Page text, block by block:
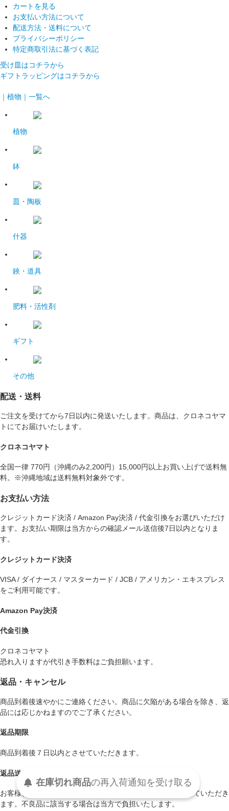
カートを見る
お支払い方法について
配送方法・送料について
プライバシーポリシー
特定商取引法に基づく表記
受け皿はコチラから
ギフトラッピングはコチラから
｜植物｜一覧へ
植物
鉢
皿・陶板
什器
鋏・道具
肥料・活性剤
ギフト
その他
配送・送料
ご注文を受けてから7日以内に発送いたします。商品は、クロネコヤマ
トにてお届けいたします。
クロネコヤマト
全国一律 770円（沖縄のみ2,200円）15,000円以上お買い上げで送料無
料。※沖縄地域は送料無料対象外です。
お支払い方法
クレジットカード決済 / Amazon Pay決済 / 代金引換をお選びいただけ
ます。お支払い期限は当方からの確認メール送信後7日以内となりま
す。
クレジットカード決済
VISA / ダイナース / マスターカード / JCB / アメリカン・エキスプレス
をご利用可能です。
Amazon Pay決済
代金引換
クロネコヤマト
恐れ入りますが代引き手数料はご負担願います。
返品・キャンセル
商品到着後速やかにご連絡ください。商品に欠陥がある場合を除き、返
品には応じかねますのでご了承ください。
返品期限
商品到着後７日以内とさせていただきます。
返品送料
お客様都合による返品につきましてはお客様のご負担とさせていただき
ます。不良品に該当する場合は当方で負担いたします。
在庫切れ商品の再入荷通知を受け取る